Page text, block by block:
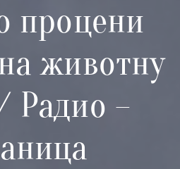
процени
животну
Радио –